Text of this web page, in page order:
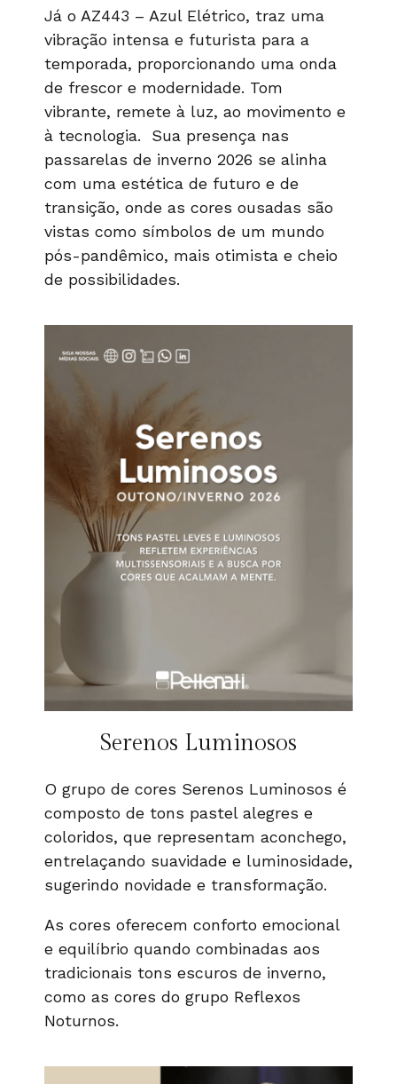
Já o AZ443 – Azul Elétrico, traz uma
vibração intensa e futurista para a
temporada, proporcionando uma onda
de frescor e modernidade. Tom
vibrante, remete à luz, ao movimento e
à tecnologia. Sua presença nas
passarelas de inverno 2026 se alinha
com uma estética de futuro e de
transição, onde as cores ousadas são
vistas como símbolos de um mundo
pós-pandêmico, mais otimista e cheio
de possibilidades.
Serenos Luminosos
O grupo de cores Serenos Luminosos é
composto de tons pastel alegres e
coloridos, que representam aconchego,
entrelaçando suavidade e luminosidade,
sugerindo novidade e transformação.
As cores oferecem conforto emocional
e equilíbrio quando combinadas aos
tradicionais tons escuros de inverno,
como as cores do grupo Reflexos
Noturnos.